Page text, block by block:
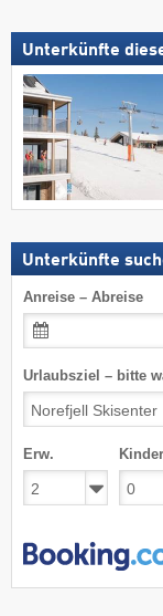
Unterkünfte
Unterkünfte
Anreise – Abreise
Urlaubsziel – bitte
Erw. Kinder